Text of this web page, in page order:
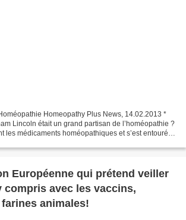
Homeopathy Plus News, 14.02.2013 *
Lincoln était un grand partisan de l’homéopathie ?
les médicaments homéopathiques et s’est entouré
Européenne qui prétend veiller
compris avec les vaccins,
animales!